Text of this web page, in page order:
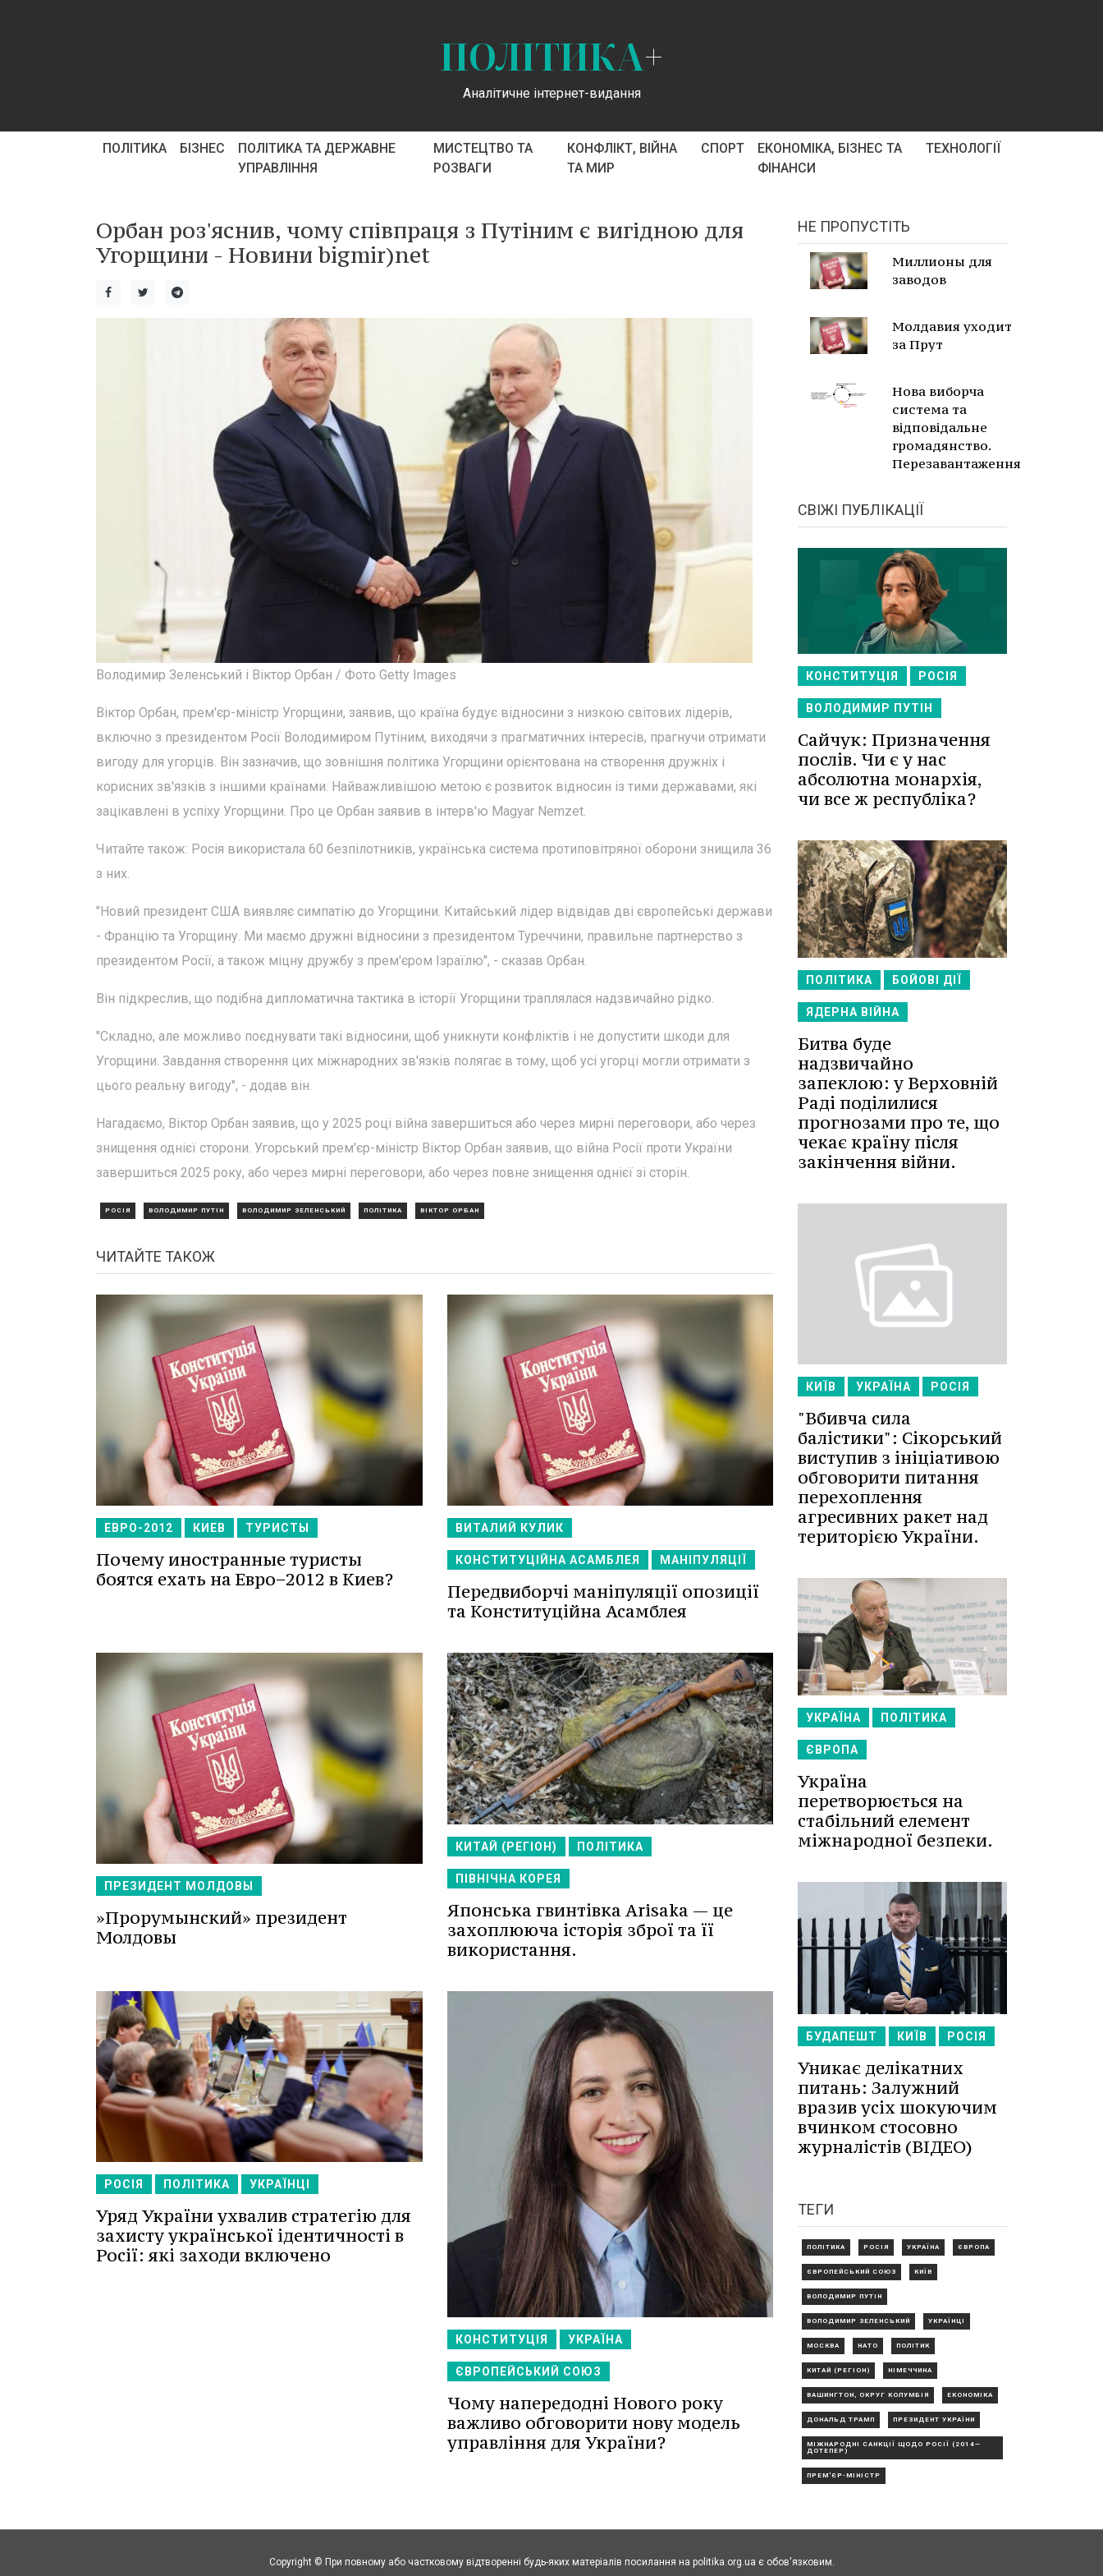
ПОЛІТИКА+
Аналітичне інтернет-видання
ПОЛІТИКА БІЗНЕС
ПОЛІТИКА ТА ДЕРЖАВНЕ
УПРАВЛІННЯ
МИСТЕЦТВО ТА
РОЗВАГИ
КОНФЛІКТ, ВІЙНА
ТА МИР
СПОРТ
ЕКОНОМІКА, БІЗНЕС ТА
ФІНАНСИ
ТЕХНОЛОГІЇ
Орбан роз'яснив, чому співпраця з Путіним є вигідною для
Угорщини - Новини bigmir)net
Володимир Зеленський і Віктор Орбан / Фото Getty Images
Віктор Орбан, прем'єр-міністр Угорщини, заявив, що країна будує відносини з низкою світових лідерів,
включно з президентом Росії Володимиром Путіним, виходячи з прагматичних інтересів, прагнучи отримати
вигоду для угорців. Він зазначив, що зовнішня політика Угорщини орієнтована на створення дружніх і
корисних зв'язків з іншими країнами. Найважливішою метою є розвиток відносин із тими державами, які
зацікавлені в успіху Угорщини. Про це Орбан заявив в інтерв'ю Magyar Nemzet.
Читайте також: Росія використала 60 безпілотників, українська система протиповітряної оборони знищила 36
з них.
"Новий президент США виявляє симпатію до Угорщини. Китайський лідер відвідав дві європейські держави
- Францію та Угорщину. Ми маємо дружні відносини з президентом Туреччини, правильне партнерство з
президентом Росії, а також міцну дружбу з прем'єром Ізраїлю", - сказав Орбан.
Він підкреслив, що подібна дипломатична тактика в історії Угорщини траплялася надзвичайно рідко.
"Складно, але можливо поєднувати такі відносини, щоб уникнути конфліктів і не допустити шкоди для
Угорщини. Завдання створення цих міжнародних зв'язків полягає в тому, щоб усі угорці могли отримати з
цього реальну вигоду", - додав він.
Нагадаємо, Віктор Орбан заявив, що у 2025 році війна завершиться або через мирні переговори, або через
знищення однієї сторони. Угорський прем'єр-міністр Віктор Орбан заявив, що війна Росії проти України
завершиться 2025 року, або через мирні переговори, або через повне знищення однієї зі сторін.
РОСІЯ ВОЛОДИМИР ПУТІН ВОЛОДИМИР ЗЕЛЕНСЬКИЙ ПОЛІТИКА ВІКТОР ОРБАН
ЧИТАЙТЕ ТАКОЖ
ЕВРО-2012 КИЕВ ТУРИСТЫ
Почему иностранные туристы
боятся ехать на Евро−2012 в Киев?
ВИТАЛИЙ КУЛИК
КОНСТИТУЦІЙНА АСАМБЛЕЯ МАНІПУЛЯЦІЇ
Передвиборчі маніпуляції опозиції
та Конституційна Асамблея
ПРЕЗИДЕНТ МОЛДОВЫ
»Прорумынский» президент
Молдовы
КИТАЙ (РЕГІОН) ПОЛІТИКА
ПІВНІЧНА КОРЕЯ
Японська гвинтівка Arisaka — це
захоплююча історія зброї та її
використання.
РОСІЯ ПОЛІТИКА УКРАЇНЦІ
Уряд України ухвалив стратегію для
захисту української ідентичності в
Росії: які заходи включено
КОНСТИТУЦІЯ УКРАЇНА
ЄВРОПЕЙСЬКИЙ СОЮЗ
Чому напередодні Нового року
важливо обговорити нову модель
управління для України?
НЕ ПРОПУСТІТЬ
Миллионы для
заводов
Молдавия уходит
за Прут
Нова виборча
система та
відповідальне
громадянство.
Перезавантаження
СВІЖІ ПУБЛІКАЦІЇ
КОНСТИТУЦІЯ РОСІЯ
ВОЛОДИМИР ПУТІН
Сайчук: Призначення
послів. Чи є у нас
абсолютна монархія,
чи все ж республіка?
ПОЛІТИКА БОЙОВІ ДІЇ
ЯДЕРНА ВІЙНА
Битва буде
надзвичайно
запеклою: у Верховній
Раді поділилися
прогнозами про те, що
чекає країну після
закінчення війни.
КИЇВ УКРАЇНА РОСІЯ
"Вбивча сила
балістики": Сікорський
виступив з ініціативою
обговорити питання
перехоплення
агресивних ракет над
територією України.
УКРАЇНА ПОЛІТИКА
ЄВРОПА
Україна
перетворюється на
стабільний елемент
міжнародної безпеки.
БУДАПЕШТ КИЇВ РОСІЯ
Уникає делікатних
питань: Залужний
вразив усіх шокуючим
вчинком стосовно
журналістів (ВІДЕО)
ТЕГИ
ПОЛІТИКА РОСІЯ УКРАЇНА ЄВРОПА
ЄВРОПЕЙСЬКИЙ СОЮЗ КИЇВ
ВОЛОДИМИР ПУТІН
ВОЛОДИМИР ЗЕЛЕНСЬКИЙ УКРАЇНЦІ
МОСКВА НАТО ПОЛІТИК
КИТАЙ (РЕГІОН) НІМЕЧЧИНА
ВАШИНГТОН, ОКРУГ КОЛУМБІЯ ЕКОНОМІКА
ДОНАЛЬД ТРАМП ПРЕЗИДЕНТ УКРАЇНИ
МІЖНАРОДНІ САНКЦІЇ ЩОДО РОСІЇ (2014—
ДОТЕПЕР)
ПРЕМ'ЄР-МІНІСТР
Copyright © При повному або частковому відтворенні будь-яких матеріалів посилання на politika.org.ua є обов'язковим.